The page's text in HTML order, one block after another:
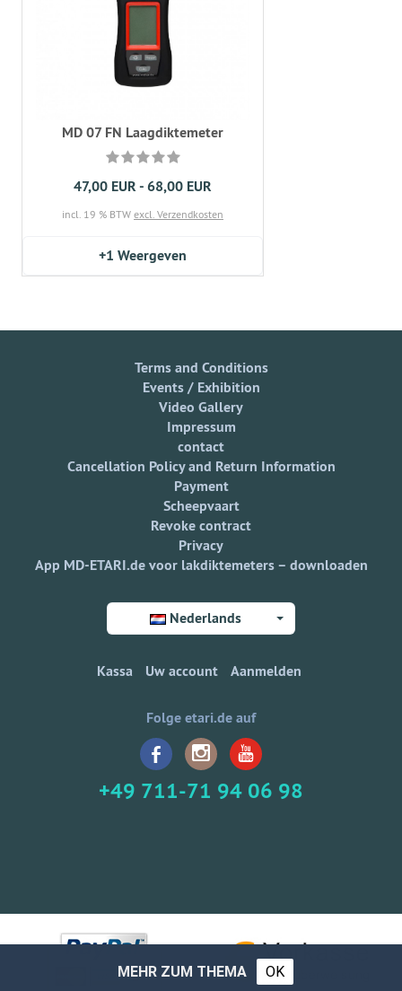
MD 07 FN Laagdiktemeter
47,00 EUR - 68,00 EUR
incl. 19 % BTW excl. Verzendkosten
+1 Weergeven
Terms and Conditions
Events / Exhibition
Video Gallery
Impressum
contact
Cancellation Policy and Return Information
Payment
Scheepvaart
Revoke contract
Privacy
App MD-ETARI.de voor lakdiktemeters – downloaden
Nederlands
Kassa Uw account Aanmelden
Folge etari.de auf
+49 711-71 94 06 98
MEHR ZUM THEMA OK